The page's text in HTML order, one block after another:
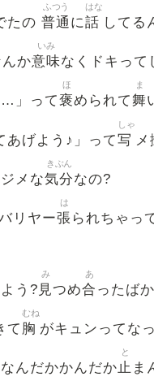
たの 普通
ふつう
に話
はな
してる
か意味
いみ
なくドキって
…」って褒
ほ
められて舞
ま
あげよう♪」って写
しゃ
メ
メな気分
きぶん
なの?
リヤー張
は
られちゃっ
う? 見
み
つめ合
あ
ったば
て 胸
むね
がキュンってな
んだかかんだか止
と
ま